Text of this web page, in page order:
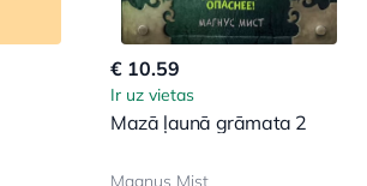
€ 10.59
Ir uz vietas
Mazā ļaunā grāmata 2
Magnus Mist